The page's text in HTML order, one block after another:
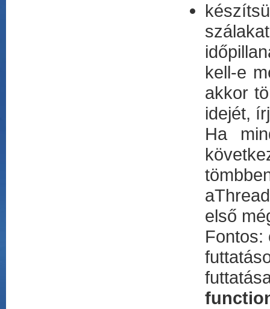
kell-e
akkor
idejét,
Ha
első
Fontos: